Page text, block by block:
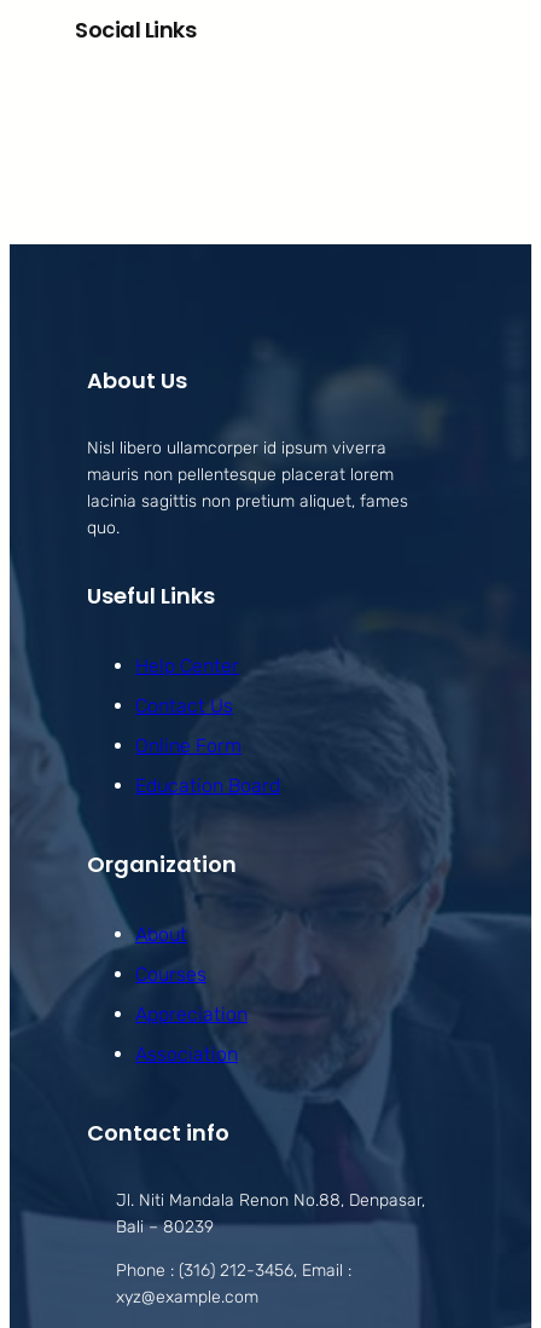
Social Links
About Us
Nisl libero ullamcorper id ipsum viverra
mauris non pellentesque placerat lorem
lacinia sagittis non pretium aliquet, fames
quo.
Useful Links
Help Center
Contact Us
Online Form
Education Board
Organization
About
Courses
Appreciation
Association
Contact info
Jl. Niti Mandala Renon No.88, Denpasar,
Bali – 80239
Phone : (316) 212-3456, Email :
xyz@example.com